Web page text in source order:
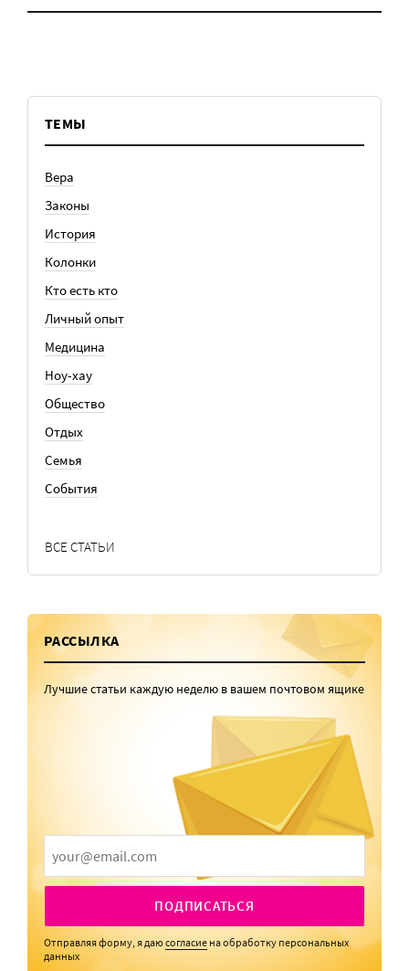
ТЕМЫ
Вера
Законы
История
Колонки
Кто есть кто
Личный опыт
Медицина
Ноу-хау
Общество
Отдых
Семья
События
ВСЕ СТАТЬИ
РАССЫЛКА
Лучшие статьи каждую неделю в вашем почтовом ящике
ПОДПИСАТЬСЯ
Отправляя форму, я даюсогласие на обработку персональных
данных